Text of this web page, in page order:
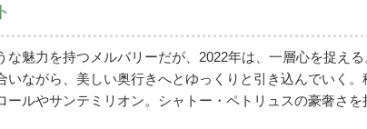
な魅力を持つメルバリーだが、2022年は、一層心を捉え
いながら、美しい奥行きへとゆっくりと引き込んでいく
ールやサンテミリオン。シャトー・ペトリュスの豪奢さ